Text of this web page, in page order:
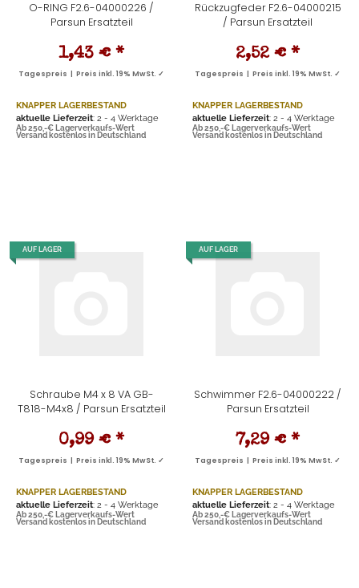
O-RING F2.6-04000226 /
Parsun Ersatzteil
1,43 € *
Tagespreis | Preis inkl. 19% MwSt. ✓
KNAPPER LAGERBESTAND
aktuelle Lieferzeit: 2 - 4 Werktage
Ab 250,-€ Lagerverkaufs-Wert
Versand kostenlos in Deutschland
Rückzugfeder F2.6-04000215
/ Parsun Ersatzteil
2,52 € *
Tagespreis | Preis inkl. 19% MwSt. ✓
KNAPPER LAGERBESTAND
aktuelle Lieferzeit: 2 - 4 Werktage
Ab 250,-€ Lagerverkaufs-Wert
Versand kostenlos in Deutschland
AUF LAGER
Schraube M4 x 8 VA GB-
T818-M4x8 / Parsun Ersatzteil
0,99 € *
Tagespreis | Preis inkl. 19% MwSt. ✓
KNAPPER LAGERBESTAND
aktuelle Lieferzeit: 2 - 4 Werktage
Ab 250,-€ Lagerverkaufs-Wert
Versand kostenlos in Deutschland
AUF LAGER
Schwimmer F2.6-04000222 /
Parsun Ersatzteil
7,29 € *
Tagespreis | Preis inkl. 19% MwSt. ✓
KNAPPER LAGERBESTAND
aktuelle Lieferzeit: 2 - 4 Werktage
Ab 250,-€ Lagerverkaufs-Wert
Versand kostenlos in Deutschland